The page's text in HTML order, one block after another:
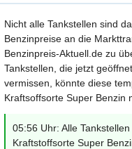
Nicht alle Tankstellen sind
Benzinpreise an die
Benzinpreis-Aktuell.de zu
Tankstellen, die jetzt
vermissen, könnte diese
Kraftsoffsorte Super Benzin
05:56 Uhr: Alle
Kraftstoffsorte Super